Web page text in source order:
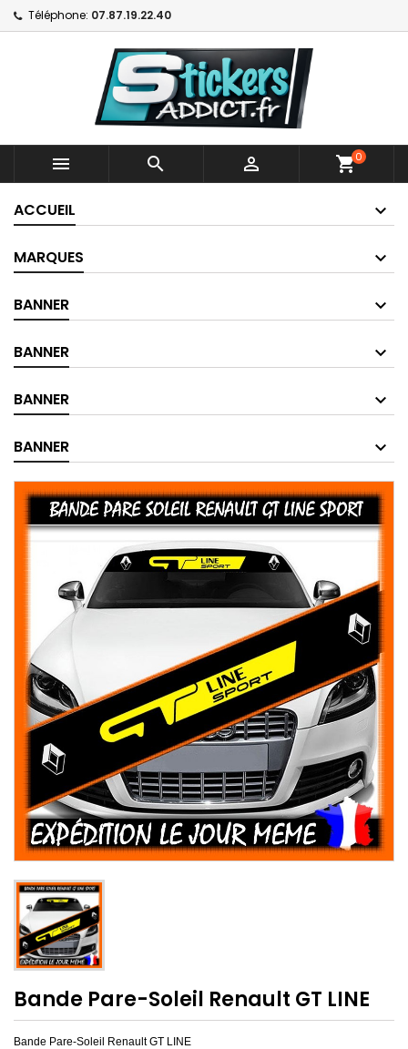
Téléphone: 07.87.19.22.40
   shopping_cart0
ACCUEIL
MARQUES
BANNER
BANNER
BANNER
BANNER
Bande Pare-Soleil Renault GT LINE
Bande Pare-Soleil Renault GT LINE